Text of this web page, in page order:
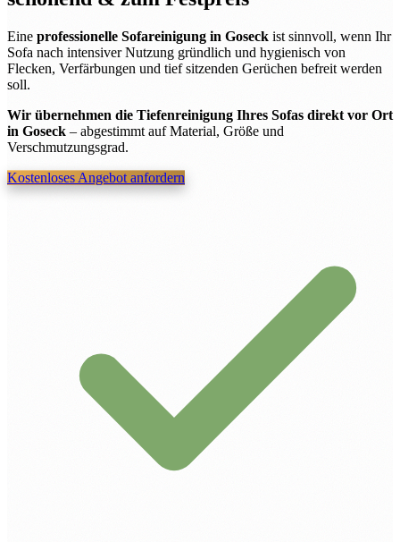
Eine professionelle Sofareinigung in Goseck ist sinnvoll, wenn Ihr
Sofa nach intensiver Nutzung gründlich und hygienisch von
Flecken, Verfärbungen und tief sitzenden Gerüchen befreit werden
soll.
Wir übernehmen die Tiefenreinigung Ihres Sofas direkt vor Ort
in Goseck– abgestimmt auf Material, Größe und
Verschmutzungsgrad.
Kostenloses Angebot anfordern